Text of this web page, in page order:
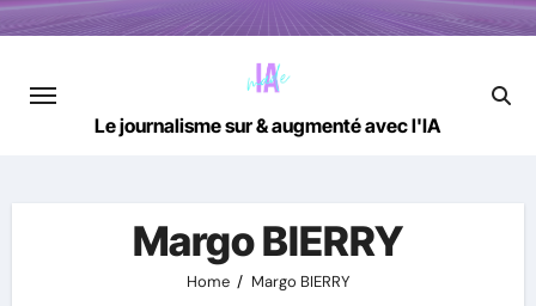
Skip
content
Le journalisme sur & augmenté avec l'IA
Margo BIERRY
Home Margo BIERRY